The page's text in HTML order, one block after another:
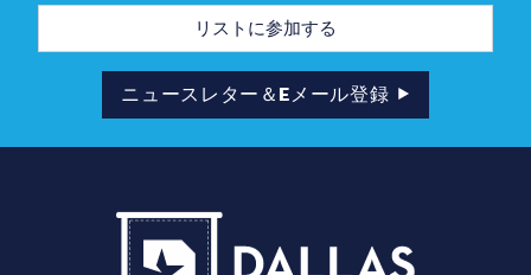
メ
ル
ニュースレター＆Eメール登録